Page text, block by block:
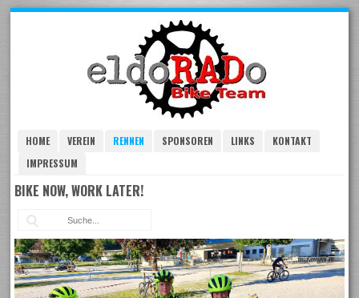
HOME VEREIN RENNEN SPONSOREN LINKS
KONTAKT
IMPRESSUM
BIKE NOW, WORK LATER!